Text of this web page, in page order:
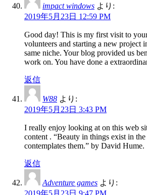
impact windows より:
2019年5月23日 12:59 PM
Good day! This is my first visit to
volunteers and starting a new project
same niche. Your blog provided us
work on. You have done a
返信
W88 より:
2019年5月23日 3:43 PM
I really enjoy looking at on this web
content . “Beauty in things exist in
contemplates them.” by David Hume.
返信
Adventure games より:
2019年5月23日 9:47 PM